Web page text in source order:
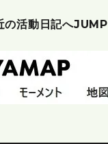
の活動日記へJUMP